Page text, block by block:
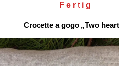
F e r t i g
Crocette a gogo „Two